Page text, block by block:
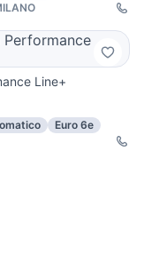
Line+
Euro 6e